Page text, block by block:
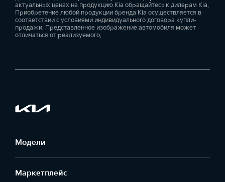
актуальных ценах на продукцию Kia обращайтесь к дилерам Kia.
Приобретение любой продукции бренда Kia осуществляется в
соответствии с условиями индивидуального договора купли-
продажи. Представленное изображение автомобиля может
отличаться от реализуемого.
Модели
Маркетплейс